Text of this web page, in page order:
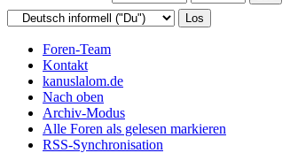
Foren-Team
Kontakt
kanuslalom.de
Nach oben
Archiv-Modus
Alle Foren als gelesen markieren
RSS-Synchronisation